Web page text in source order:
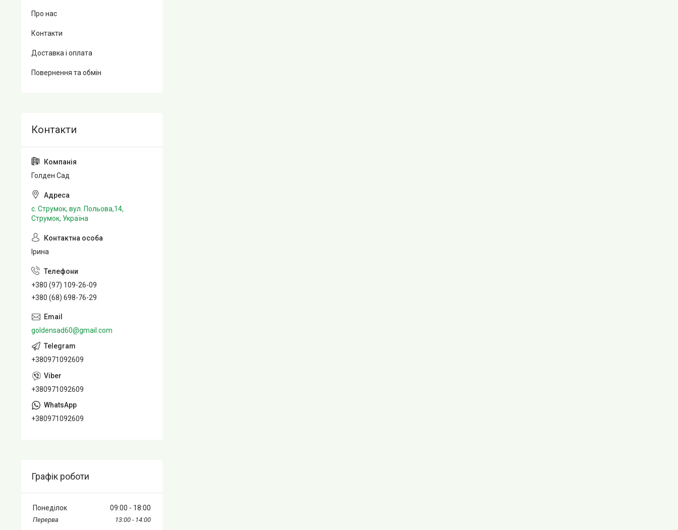
Про нас
Контакти
Доставка і оплата
Повернення та обмін
Голден Сад
с. Струмок, вул. Польова,14,
Струмок, Україна
Ірина
+380 (97) 109-26-09
+380 (68) 698-76-29
goldensad60@gmail.com
+380971092609
+380971092609
+380971092609
Графік роботи
Понеділок 09:00 18:00
13:00 14:00